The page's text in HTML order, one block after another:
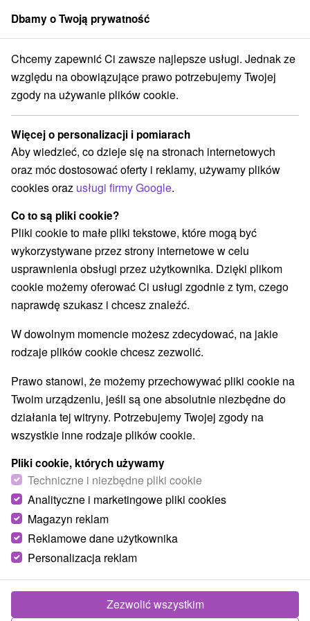
członek grupySorger
Obiekty architektoniczne Stredné Slovensko Žilinský kraj
Obiekty architektoniczne Žilinský
kraj
Kategorie
Wszystkie kategorie
Miejsca sakralne
Wieże obserwacyjne i chodniki
Zamki, pałace, ruiny(13)
Loty widokowe i rejsy wycieczkowe(3) Sporty(15)
Jazda konna(3) Skanseny (11) Teatry (1)
Chaty górskie(8) Zamki (3)
Areny laserowe i paintball(3) Rafting, rafting, rafting
Parki miejskie i zamkowe(2) Źródła(9)
Pola golfowe(1) Tory gokartowe(1)
Amfiteatry i kina w przyrodzie
Túry a turistické chodníky (37) Tarcze Jaskinie (4)
Tory bobslejowe (3) Kolejki linowe(6)
Atrakcje z adrenaliną (28) Atrakcje turystyczne
Muzea i galerie
Ogrody zoologiczne i fermy zwierząt
Ogrody botaniczne(2) Escaperoom(6)
Jeziora, jeziora, zbiorniki wodne(9)
Atrakcje dla dzieci(53)
Wodospady(13) Kościoły drewniane
Aquaparki, baseny (11) Planetarium i obserwatorium
Dbamy o Twoją prywatność
Chcemy zapewnić Ci zawsze najlepsze usługi. Jednak ze
względu na obowiązujące prawo potrzebujemy Twojej
zgody na używanie plików cookie.
Więcej o personalizacji i pomiarach
Aby wiedzieć, co dzieje się na stronach internetowych
oraz móc dostosować oferty i reklamy, używamy plików
cookies oraz usługi firmy Google.
Co to są pliki cookie?
Pliki cookie to małe pliki tekstowe, które mogą być
wykorzystywane przez strony internetowe w celu
usprawnienia obsługi przez użytkownika. Dzięki plikom
cookie możemy oferować Ci usługi zgodnie z tym, czego
naprawdę szukasz i chcesz znaleźć.
W dowolnym momencie możesz zdecydować, na jakie
rodzaje plików cookie chcesz zezwolić.
Prawo stanowi, że możemy przechowywać pliki cookie na
Twoim urządzeniu, jeśli są one absolutnie niezbędne do
działania tej witryny. Potrzebujemy Twojej zgody na
wszystkie inne rodzaje plików cookie.
Pliki cookie, których używamy
Techniczne i niezbędne pliki cookie
Analityczne i marketingowe pliki cookies
Magazyn reklam
Reklamowe dane użytkownika
Personalizacja reklam
Zezwolić wszystkim